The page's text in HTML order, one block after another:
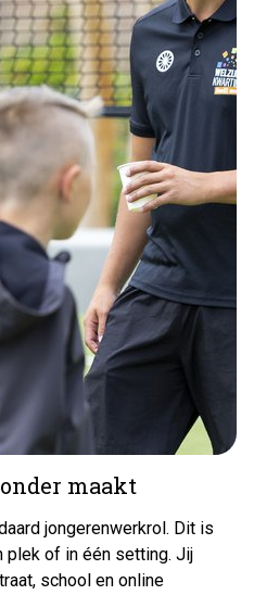
maakt
jongerenwerkrol. Dit is
plek of in één setting. Jij
school en online